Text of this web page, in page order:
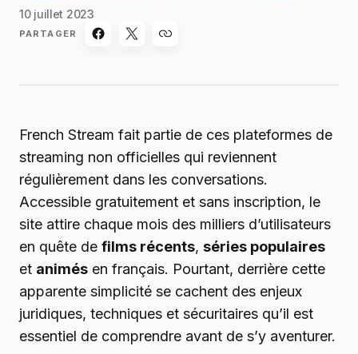
10 juillet 2023
PARTAGER
French Stream fait partie de ces plateformes de
streaming non officielles qui reviennent
régulièrement dans les conversations.
Accessible gratuitement et sans inscription, le
site attire chaque mois des milliers d’utilisateurs
en quête de films récents, séries populaires
et animés en français. Pourtant, derrière cette
apparente simplicité se cachent des enjeux
juridiques, techniques et sécuritaires qu’il est
essentiel de comprendre avant de s’y aventurer.